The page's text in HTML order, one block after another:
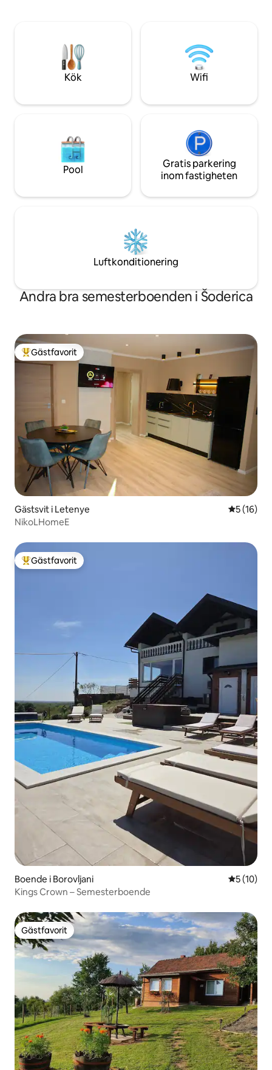
fots, och det finns många sjöar för fiske.
Information kan erhållas via privat
meddelande. Du är inbjuden
Kök Wifi
Pool
Gratis parkering
inom fastigheten
Luftkonditionering
Andra bra semesterboenden i Šoderica
Populär gästfavorit
Gästfavorit
Gästsvit i Letenye 5 av 5 i
5 (16)
NikoLHomeE
Populär gästfavorit
Gästfavorit
Boende i Borovljani 5 av 5 i
5 (10)
Kings Crown – Semesterboende
Gästfavorit
Gästfavorit